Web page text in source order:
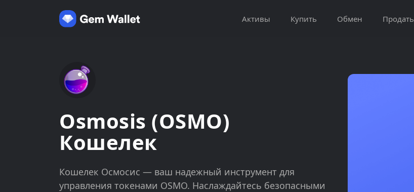
Активы Купить Обмен Продать
Osmosis (OSMO)
Кошелек
Кошелек Осмосис — ваш надежный инструмент для
управления токенами OSMO. Наслаждайтесь безопасными